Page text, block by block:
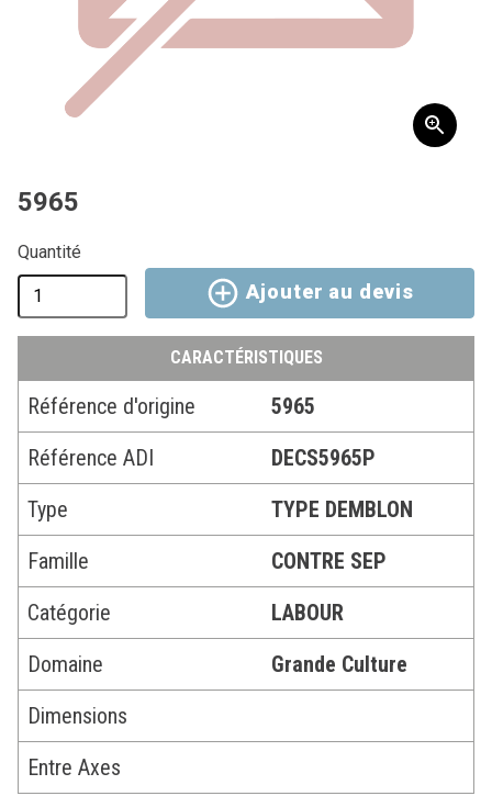
5965
Quantité
Ajouter au devis
CARACTÉRISTIQUES
Référence d'origine
5965
Référence ADI
DECS5965P
Type
TYPE DEMBLON
Famille
CONTRE SEP
Catégorie
LABOUR
Domaine
Grande Culture
Dimensions
Entre Axes